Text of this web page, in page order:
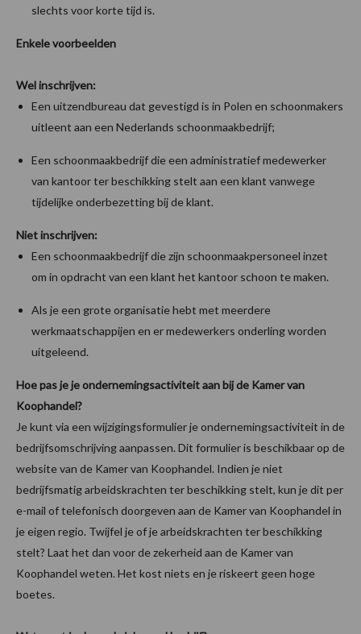
slechts voor korte tijd is.
Enkele voorbeelden
Wel inschrijven:
Een uitzendbureau dat gevestigd is in Polen en schoonmakers
uitleent aan een Nederlands schoonmaakbedrijf;
Een schoonmaakbedrijf die een administratief medewerker
van kantoor ter beschikking stelt aan een klant vanwege
tijdelijke onderbezetting bij de klant.
Niet inschrijven:
Een schoonmaakbedrijf die zijn schoonmaakpersoneel inzet
om in opdracht van een klant het kantoor schoon te maken.
Als je een grote organisatie hebt met meerdere
werkmaatschappijen en er medewerkers onderling worden
uitgeleend.
Hoe pas je je ondernemingsactiviteit aan bij de Kamer van
Koophandel?
Je kunt via een wijzigingsformulier je ondernemingsactiviteit in de
bedrijfsomschrijving aanpassen. Dit formulier is beschikbaar op de
website van de Kamer van Koophandel. Indien je niet
bedrijfsmatig arbeidskrachten ter beschikking stelt, kun je dit per
e-mail of telefonisch doorgeven aan de Kamer van Koophandel in
je eigen regio. Twijfel je of je arbeidskrachten ter beschikking
stelt? Laat het dan voor de zekerheid aan de Kamer van
Koophandel weten. Het kost niets en je riskeert geen hoge
boetes.